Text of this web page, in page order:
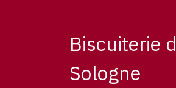
Biscuiterie
Sologne